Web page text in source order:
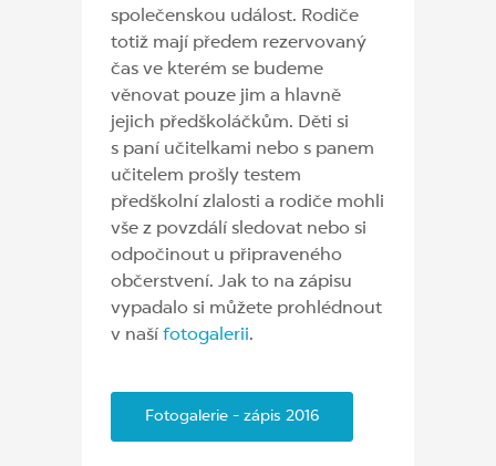
společenskou událost. Rodiče
totiž mají předem rezervovaný
čas ve kterém se budeme
věnovat pouze jim a hlavně
jejich předškoláčkům. Děti si
s paní učitelkami nebo s panem
učitelem prošly testem
předškolní zlalosti a rodiče mohli
vše z povzdálí sledovat nebo si
odpočinout u připraveného
občerstvení. Jak to na zápisu
vypadalo si můžete prohlédnout
v naší fotogalerii.
Fotogalerie - zápis 2016